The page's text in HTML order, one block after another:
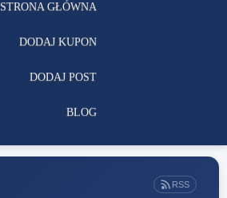
STRONA GŁÓWNA
DODAJ KUPON
DODAJ POST
BLOG
RSS